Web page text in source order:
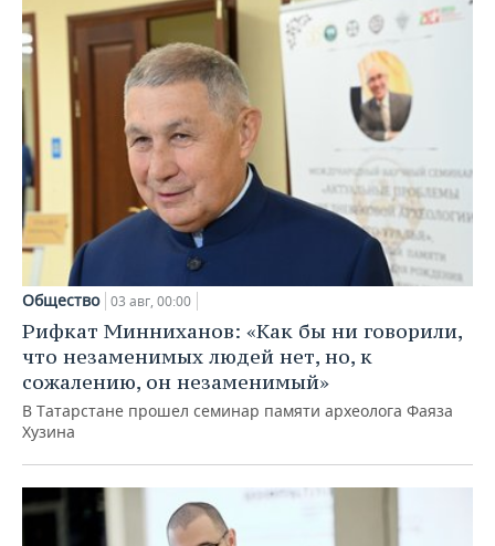
Общество 03 авг, 00:00
Рифкат Минниханов: «Как бы ни говорили,
что незаменимых людей нет, но, к
сожалению, он незаменимый»
В Татарстане прошел семинар памяти археолога Фаяза
Хузина